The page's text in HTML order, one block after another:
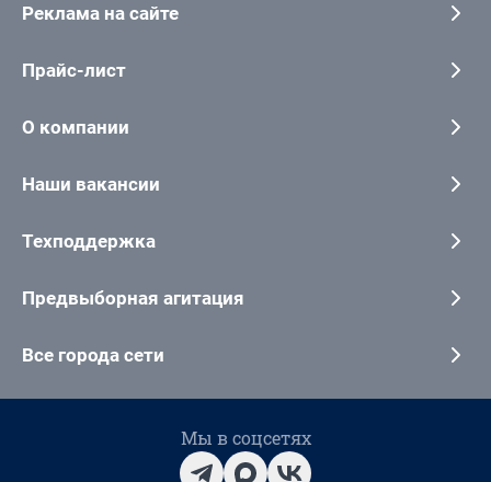
Реклама на сайте
Прайс-лист
О компании
Наши вакансии
Техподдержка
Предвыборная агитация
Все города сети
Мы в соцсетях